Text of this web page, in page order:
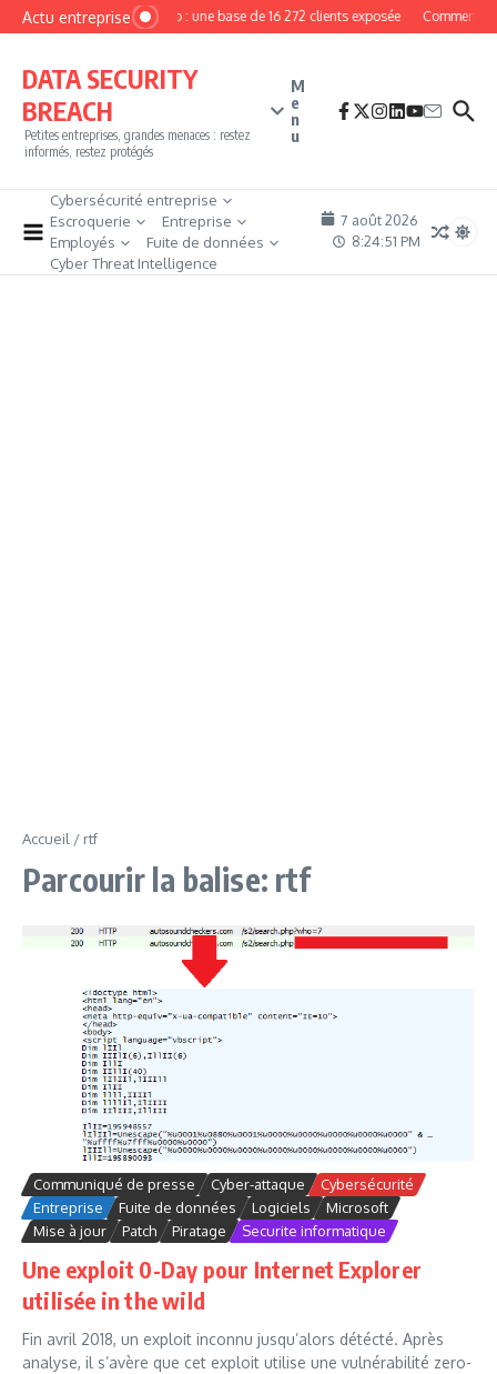
Aller au contenu
Actu entrepriseMyPhoto : une base de 16 272 clients exposée Comment
DATA SECURITY
BREACH
Petites entreprises, grandes menaces : restez
informés, restez protégés
M
e
n
u
Cybersécurité entreprise
Escroquerie
Entreprise
Employés
Fuite de données
Cyber Threat Intelligence
7 août 2026
8:24:52 PM
Accueil / rtf
Parcourir la balise: rtf
Communiqué de presse Cyber-attaque
Cybersécurité
Entreprise
Fuite de données Logiciels
Microsoft
Mise à jour
Patch Piratage Securite informatique
Une exploit 0-Day pour Internet Explorer
utilisée in the wild
Fin avril 2018, un exploit inconnu jusqu’alors détécté. Après
analyse, il s’avère que cet exploit utilise une vulnérabilité zero-